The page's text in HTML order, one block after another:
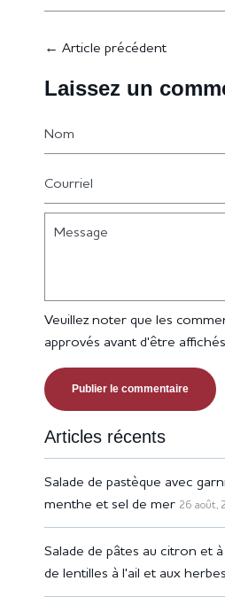
← Article précédent
Laissez un
Veuillez noter que les
approvés avant d'être affichés
Articles récents
Salade de pastèque avec
menthe et sel de mer 26 août,
Salade de pâtes au citron et
de lentilles à l'ail et aux herbes